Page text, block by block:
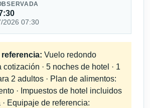
2026 07:30
referencia: Vuelo redondo
· 5 noches de hotel · 1
2 adultos · Plan de alimentos:
· Impuestos de hotel incluidos
Equipaje de referencia: